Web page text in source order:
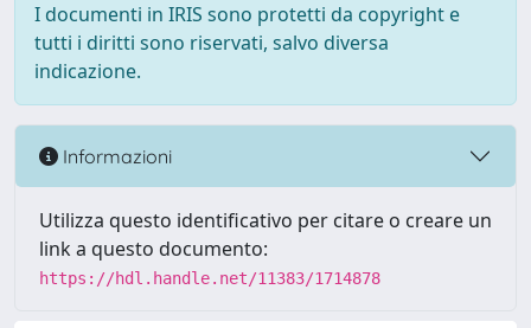
I documenti in IRIS sono protetti da copyright e
tutti i diritti sono riservati, salvo diversa
indicazione.
Informazioni
Utilizza questo identificativo per citare o creare un
link a questo documento:
https://hdl.handle.net/11383/1714878